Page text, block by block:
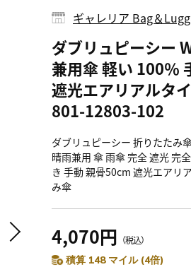
ギャレリア Bag＆
ダブリュピーシー
兼用傘 軽い 100％
遮光エアリアルタ
801-12803-102
ダブリュピーシー 折りたたみ
晴雨兼用 傘 雨傘 完全 遮光 完
き 手動 親骨50cm 遮光エアリ
み傘
4,070円 （税込）
積算 148 マイル (4倍)